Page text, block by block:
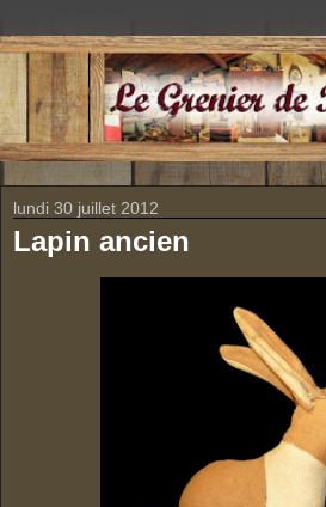
lundi 30 juillet 2012
Lapin ancien